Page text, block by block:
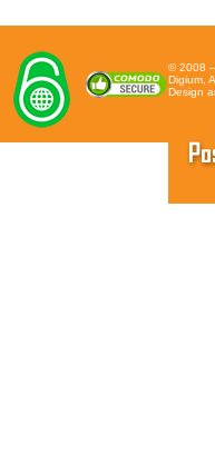
© 2008
Digium,
Design